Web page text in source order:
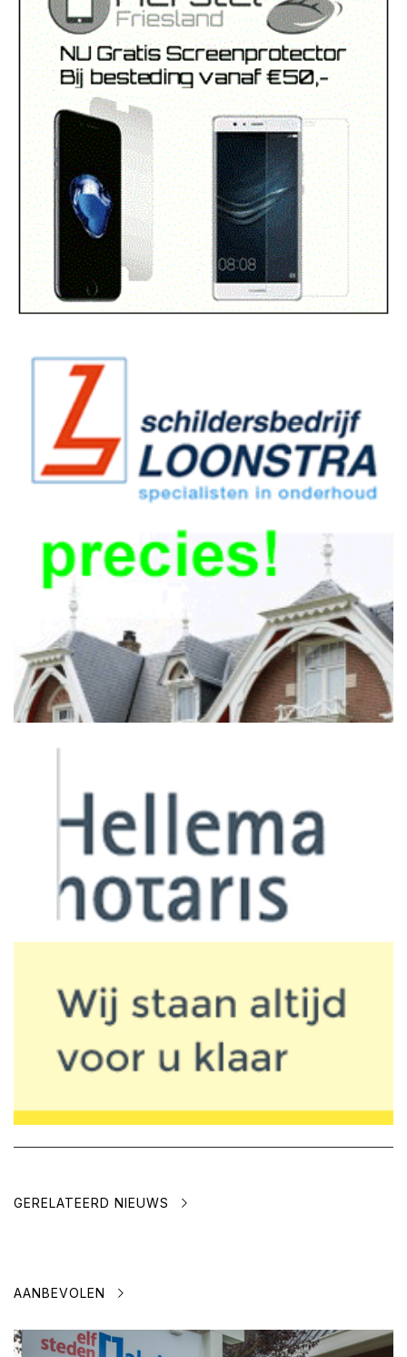
GERELATEERD NIEUWS
AANBEVOLEN